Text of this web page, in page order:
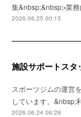
集&nbsp;&nbsp;▫️業
2026.06.25 00:15
施設サポートスタ
スポーツジムの運営
しています。&nbsp;
2026.06.24 06:29